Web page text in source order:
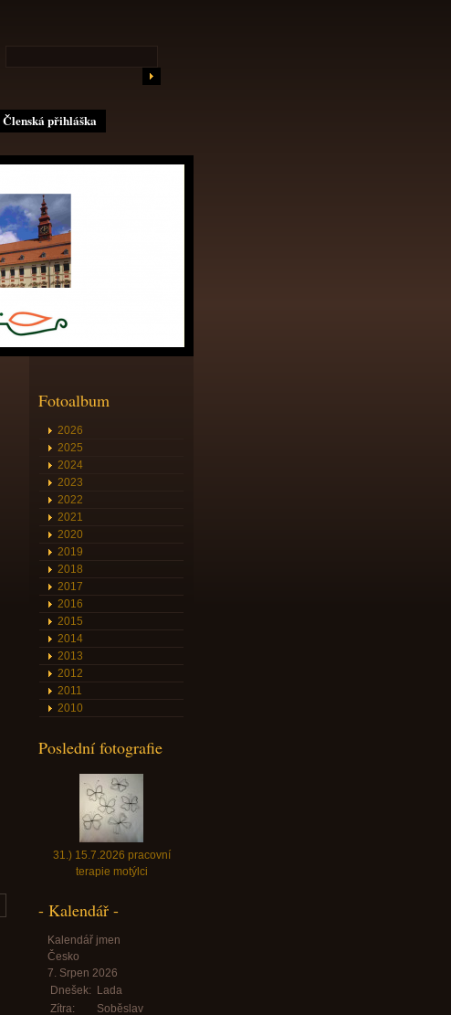
Členská přihláška
Fotoalbum
2026
2025
2024
2023
2022
2021
2020
2019
2018
2017
2016
2015
2014
2013
2012
2011
2010
Poslední fotografie
31.) 15.7.2026 pracovní
terapie motýlci
- Kalendář -
Kalendář jmen
Česko
7. Srpen 2026
Dnešek: Lada
Zítra:
Soběslav